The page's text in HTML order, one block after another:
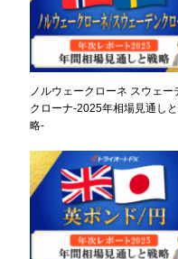
ノルウェークローネ スウェー
クローナ-2025年相場見通し
略-